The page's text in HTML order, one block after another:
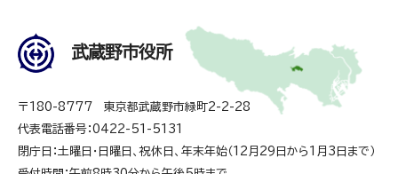
武蔵野市役所
〒180-8777 東京都武蔵野市緑町2-2-28
代表電話番号：0422-51-5131
閉庁日：土曜日・日曜日、祝休日、年末年始（12月29日から1月3日まで）